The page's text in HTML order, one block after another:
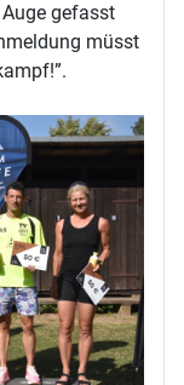
gefasst
müsst